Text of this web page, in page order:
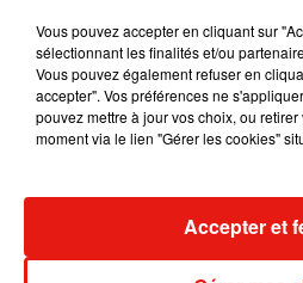
Tayc et Didi B
dansant de
Vous pouvez accepter en cliquant sur
sélectionnant les finalités et/ou
Vous pouvez également refuser en
accepter". Vos préférences ne
pouvez mettre à jour vos choix, ou
moment via le lien "Gérer les cookies"
Accepter et